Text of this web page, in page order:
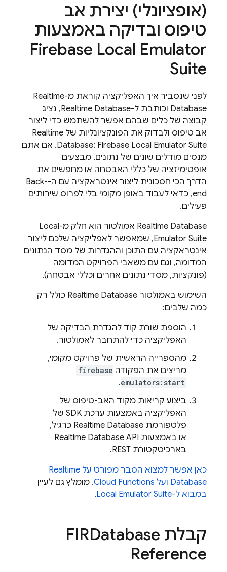
(אופציונלי) יצירת אב
טיפוס ובדיקה באמצעות
Firebase Local Emulator
Suite
לפני שנסביר איך האפליקציה קוראת מ-Realtime
Database וכותבת ל-Realtime Database, נציג
קבוצה של כלים שבהם אפשר להשתמש כדי ליצור
אב טיפוס ולבדוק את הפונקציונליות של Realtime
Database: Firebase Local Emulator Suite
. אם אתם
מנסים מודלים שונים של נתונים, מבצעים
אופטימיזציה של כללי האבטחה או מחפשים את
הדרך הכי חסכונית ליצור אינטראקציה עם ה-Back-
end, כדאי לעבוד באופן מקומי בלי לפרוס שירותים
פעילים.
Realtime Database אמולטור הוא חלק מ-Local
Emulator Suite, שמאפשר לאפליקציה שלכם ליצור
אינטראקציה עם התוכן וההגדרות של מסד הנתונים
המדומה, וגם עם משאבי הפרויקט המדומה
(פונקציות, מסדי נתונים אחרים וכללי אבטחה).
השימוש באמולטור Realtime Database כולל רק
כמה שלבים:
הוספת שורת קוד להגדרת הבדיקה של
האפליקציה כדי להתחבר לאמולטור.
מהספרייה הראשית של פרויקט מקומי,
מריצים את הפקודה firebase
emulators:start
.
ביצוע קריאות מקוד האב-טיפוס של
האפליקציה באמצעות ערכת SDK של
פלטפורמת Realtime Database כרגיל,
או באמצעות
Realtime Database API
בארכיטקטורת REST.
כאן אפשר למצוא הסבר מפורט על Realtime
Database ועל Cloud Functions. מומלץ גם לעיין
במבוא ל-Local Emulator Suite
.
קבלת FIRDatabase
Reference